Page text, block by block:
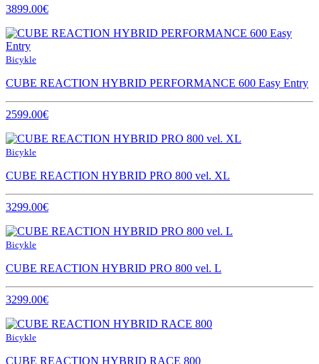
3899.00€
Bicykle
CUBE REACTION HYBRID PERFORMANCE 600 Easy Entry
2599.00€
Bicykle
CUBE REACTION HYBRID PRO 800 vel. XL
3299.00€
Bicykle
CUBE REACTION HYBRID PRO 800 vel. L
3299.00€
Bicykle
CUBE REACTION HYBRID RACE 800